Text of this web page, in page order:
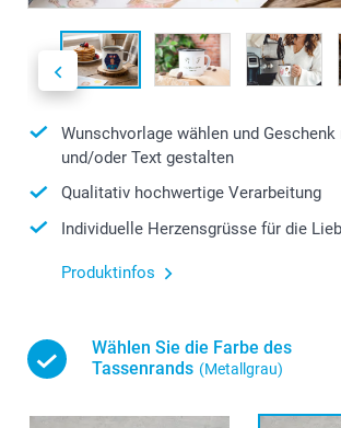
Wunschvorlage wählen und
und/oder Text gestalten
Qualitativ hochwertige Verarbeitung
Individuelle Herzensgrüsse für die
Produktinfos
Wählen Sie die Farbe des
Tassenrands (Metallgrau)